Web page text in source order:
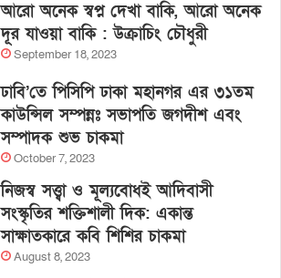
আরো অনেক স্বপ্ন দেখা বাকি, আরো অনেক
দূর যাওয়া বাকি : উক্রাচিং চৌধুরী
September 18, 2023
ঢাবি’তে পিসিপি ঢাকা মহানগর এর ৩১তম
কাউন্সিল সম্পন্নঃ সভাপতি জগদীশ এবং
সম্পাদক শুভ চাকমা
October 7, 2023
নিজস্ব সত্ত্বা ও মূল্যবোধই আদিবাসী
সংস্কৃতির শক্তিশালী দিক: একান্ত
সাক্ষাতকারে কবি শিশির চাকমা
August 8, 2023